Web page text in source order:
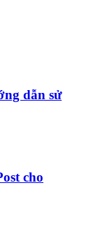
dẫn sử
cho